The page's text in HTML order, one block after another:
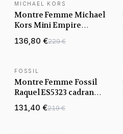
NOUVEAUTÉ
MICHAEL KORS
Montre Femme Michael
Kors Mini Empire
MK4841 argentée
bracelet maillons acier
136,80 €229 €
NOUVEAUTÉ
FOSSIL
Montre Femme Fossil
Raquel ES5323 cadran
marron nacré bracelet
acier
131,40 €219 €